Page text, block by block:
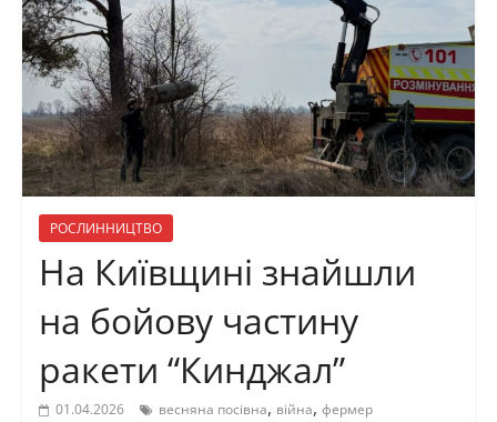
РОСЛИННИЦТВО
На Київщині знайшли
на бойову частину
ракети “Кинджал”
01.04.2026 весняна посівна, війна, фермер